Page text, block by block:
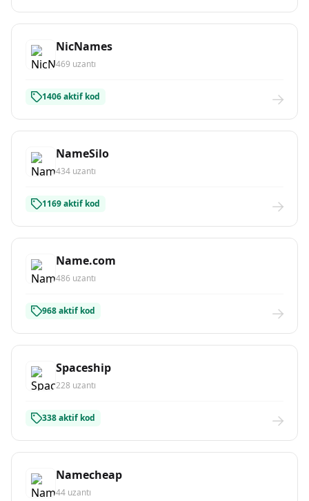
NicNames
469 uzantı
1406 aktif kod
NameSilo
434 uzantı
1169 aktif kod
Name.com
486 uzantı
968 aktif kod
Spaceship
228 uzantı
338 aktif kod
Namecheap
44 uzantı